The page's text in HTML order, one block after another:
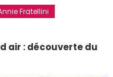
Fratellini
air : découverte du